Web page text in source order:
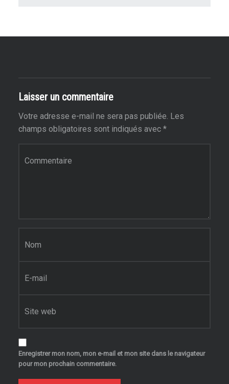
Laisser un commentaire
Votre adresse e-mail ne sera pas publiée. Les
champs obligatoires sont indiqués avec *
Enregistrer mon nom, mon e-mail et mon site dans le navigateur
pour mon prochain commentaire.